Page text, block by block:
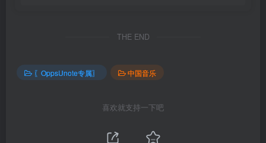
THE END
〖OppsUnote专属〗 中国音乐
喜欢就支持一下吧